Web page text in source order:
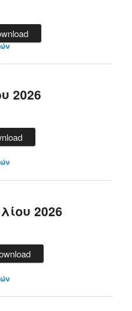
2026
2026